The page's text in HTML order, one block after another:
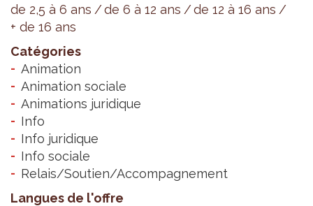
de 2,5 à 6 ans
de 6 à 12 ans
de 12 à 16 ans
+ de 16 ans
Catégories
Animation
Animation sociale
Animations juridique
Info
Info juridique
Info sociale
Relais/Soutien/Accompagnement
Langues de l'offre